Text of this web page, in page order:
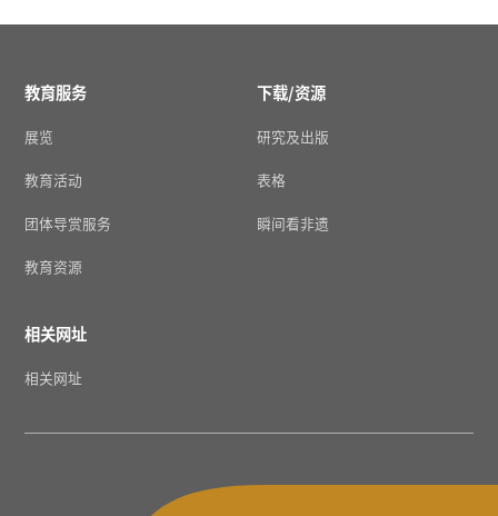
教育服务
展览
教育活动
团体导赏服务
教育资源
下载/资源
研究及出版
表格
瞬间看非遗
相关网址
相关网址